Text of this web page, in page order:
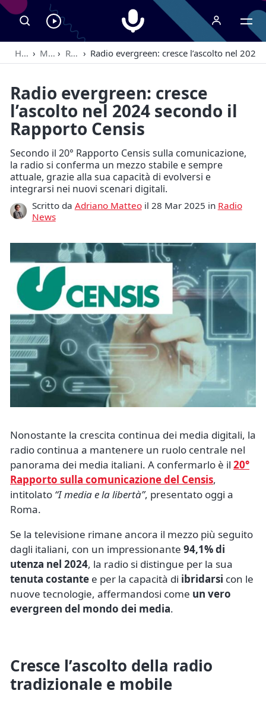
Ascolta
RadioSpeaker
in
Radiospeaker.it
Home › Magazine › Radio News › Radio evergreen: cresce l’ascolto nel
Radio evergreen: cresce
l’ascolto nel 2024 secondo il
Rapporto Censis
Secondo il 20° Rapporto Censis sulla comunicazione,
la radio si conferma un mezzo stabile e sempre
attuale, grazie alla sua capacità di evolversi e
integrarsi nei nuovi scenari digitali.
Scritto da Adriano Matteoil 28 Mar 2025 in Radio
News
Nonostante la crescita continua dei media digitali, la
radio continua a mantenere un ruolo centrale nel
panorama dei media italiani. A confermarlo è il 20°
Rapporto sulla comunicazione del Censis,
intitolato “I media e la libertà”, presentato oggi a
Roma.
Se la televisione rimane ancora il mezzo più seguito
dagli italiani, con un impressionante 94,1% di
utenza nel 2024, la radio si distingue per la sua
tenuta costante e per la capacità di ibridarsi con le
nuove tecnologie, affermandosi come un vero
evergreen del mondo dei media.
Cresce l’ascolto della radio
tradizionale e mobile